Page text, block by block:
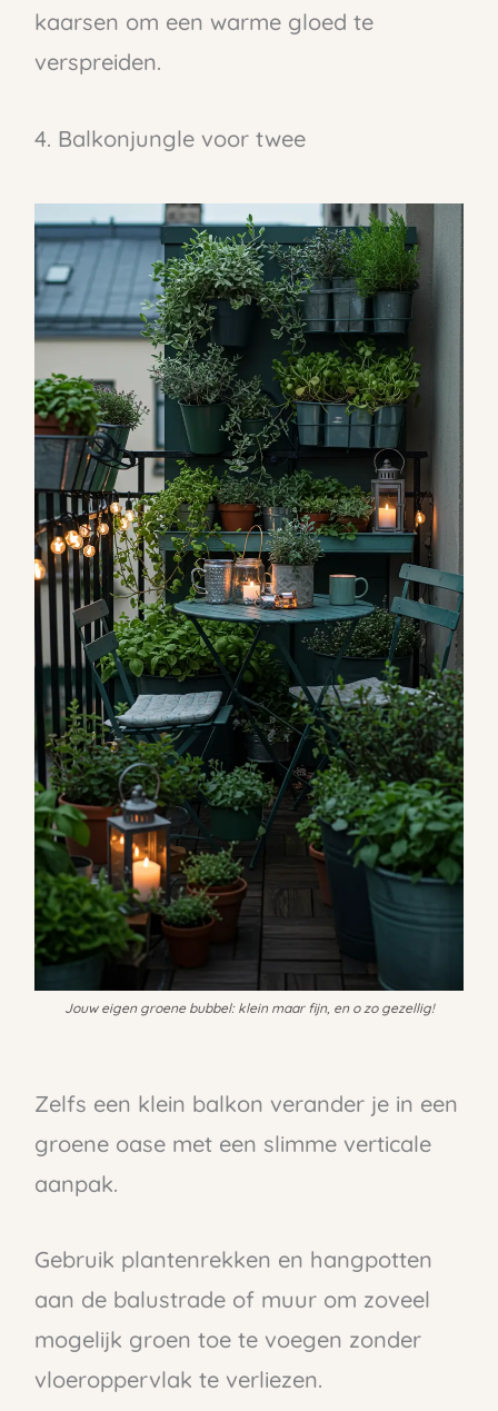
kaarsen om een warme gloed te
verspreiden.
4. Balkonjungle voor twee
Jouw eigen groene bubbel: klein maar fijn, en o zo gezellig!
Zelfs een klein balkon verander je in een
groene oase met een slimme verticale
aanpak.
Gebruik plantenrekken en hangpotten
aan de balustrade of muur om zoveel
mogelijk groen toe te voegen zonder
vloeroppervlak te verliezen.